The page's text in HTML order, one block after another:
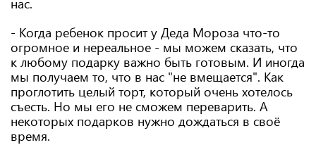
- Когда ребенок просит у Деда Мороза что-то
огромное и нереальное - мы можем сказать, что
к любому подарку важно быть готовым. И иногда
мы получаем то, что в нас "не вмещается". Как
проглотить целый торт, который очень хотелось
съесть. Но мы его не сможем переварить. А
некоторых подарков нужно дождаться в своё
время.